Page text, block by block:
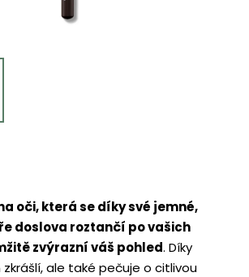
oči, která se díky své jemné,
doslova roztančí po vašich
zvýrazní váš pohled. Díky
zkrášlí, ale také pečuje o citlivou